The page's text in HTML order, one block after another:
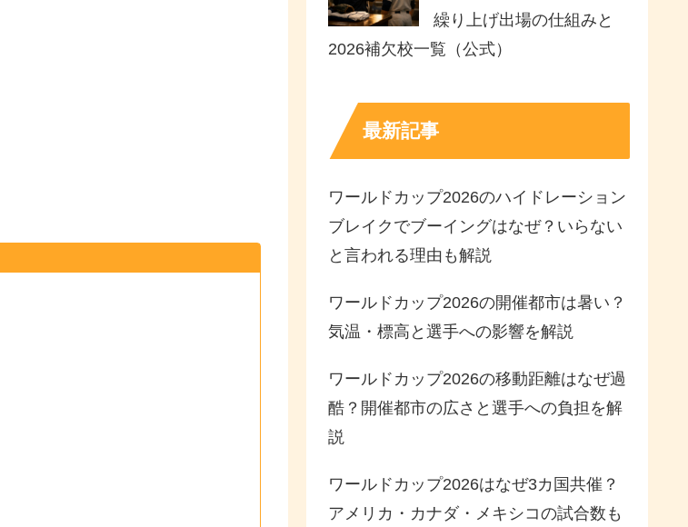
繰り上げ出場の仕組みと
2026補欠校一覧（公式）
最新記事
ワールドカップ2026のハイドレーション
ブレイクでブーイングはなぜ？いらない
と言われる理由も解説
ワールドカップ2026の開催都市は暑い？
気温・標高と選手への影響を解説
ワールドカップ2026の移動距離はなぜ過
酷？開催都市の広さと選手への負担を解
説
ワールドカップ2026はなぜ3カ国共催？
アメリカ・カナダ・メキシコの試合数も